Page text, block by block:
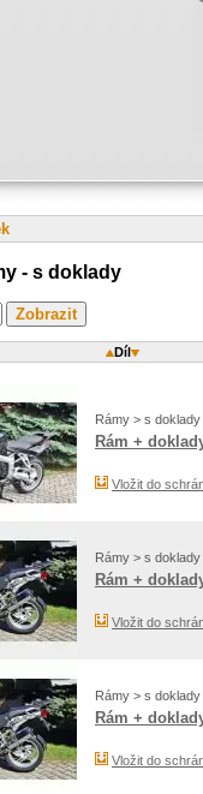
- s doklady
Díl
Rámy > s doklady
Rám +
Vložit do
Rámy > s doklady
Rám +
Vložit do
Rámy > s doklady
Rám +
Vložit do